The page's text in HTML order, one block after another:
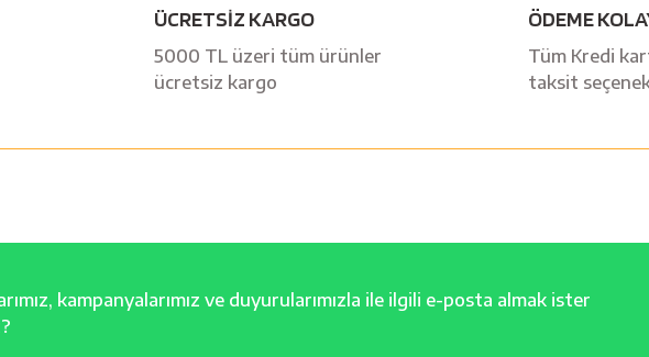
ÜCRETSİZ KARGO
5000 TL üzeri tüm ürünler
ücretsiz kargo
ÖDEME
Tüm Kredi
taksit
kampanyalarımız ve duyurularımızla ile ilgili e-posta almak ister